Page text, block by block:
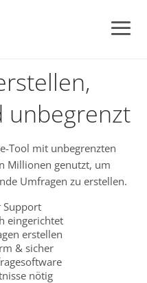
unbegrenzt
Tool mit unbegrenzten
Millionen genutzt, um
Umfragen zu erstellen.
Support
eingerichtet
erstellen
& sicher
nötig